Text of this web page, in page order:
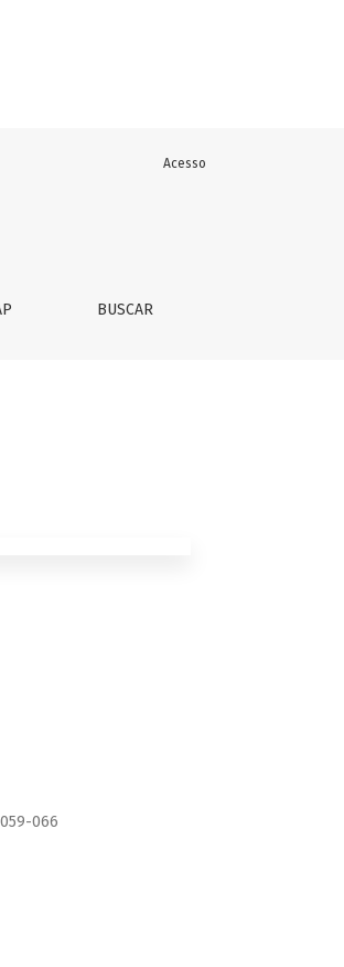
BUSCAR
Acesso
059-066